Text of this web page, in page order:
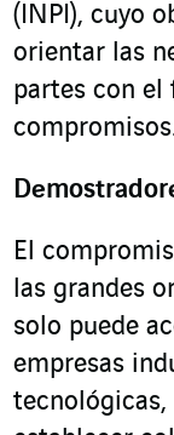
(INPI), cuyo
orientar las
partes con el
El
las grandes
solo puede
empresas
tecnológicas,